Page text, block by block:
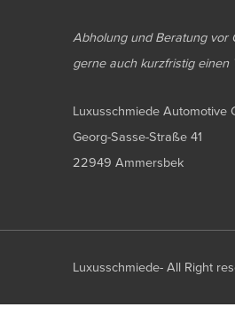
Abholung und Beratung vor
gerne auch kurzfristig einen
Luxusschmiede Automotive
Georg-Sasse-Straße 41
22949 Ammersbek
Luxusschmiede- All Right